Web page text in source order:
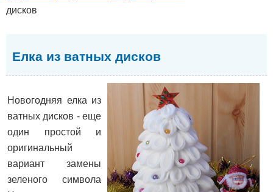
дисков
Елка из ватных дисков
Новогодняя елка из
ватных дисков - еще
один простой и
оригинальный
вариант замены
зеленого символа